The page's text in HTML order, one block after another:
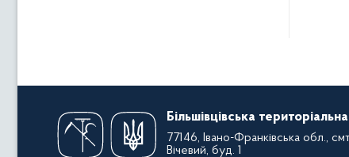
Більшівцівська
77146, Івано-Франківська обл.,
Вічевий, буд. 1